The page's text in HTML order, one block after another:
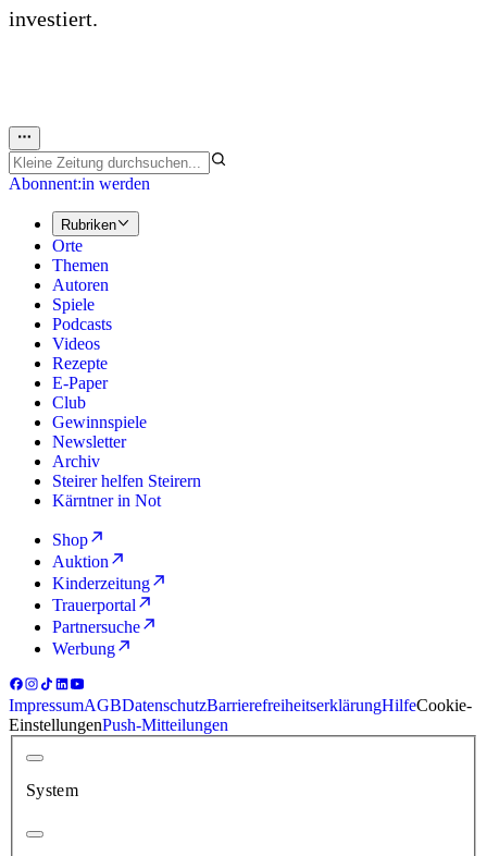
investiert.
Abonnent:in werden
Rubriken
Orte
Themen
Autoren
Spiele
Podcasts
Videos
Rezepte
E-Paper
Club
Gewinnspiele
Newsletter
Archiv
Steirer helfen Steirern
Kärntner in Not
Shop
Auktion
Kinderzeitung
Trauerportal
Partnersuche
Werbung
ImpressumAGBDatenschutzBarrierefreiheitserklärungHilfeCookie-
EinstellungenPush-Mitteilungen
System